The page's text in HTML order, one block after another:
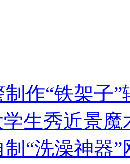
载超速问题
警民合力深夜将其击毙
痛下狠手拳打脚踢
作“铁架子
学生秀近景
“洗澡神器”